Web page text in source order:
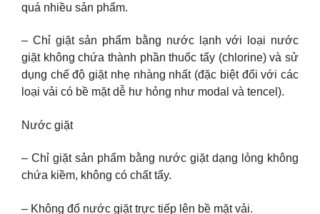
quá nhiều sản phẩm.
– Chỉ giặt sản phẩm bằng nước lạnh với loại nước
giặt không chứa thành phần thuốc tẩy (chlorine) và sử
dụng chế độ giặt nhẹ nhàng nhất (đặc biệt đối với các
loại vải có bề mặt dễ hư hỏng như modal và tencel).
Nước giặt
– Chỉ giặt sản phẩm bằng nước giặt dạng lỏng không
chứa kiềm, không có chất tẩy.
– Không đổ nước giặt trực tiếp lên bề mặt vải.